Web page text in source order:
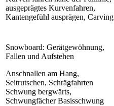
ausgeprägtes Kurvenfahren,
Kantengefühl ausprägen, Carving
Snowboard: Gerätgewöhnung,
Fallen und Aufstehen
Anschnallen am Hang,
Seitrutschen, Schrägfahrten
Schwung bergwärts,
Schwungfächer Basisschwung